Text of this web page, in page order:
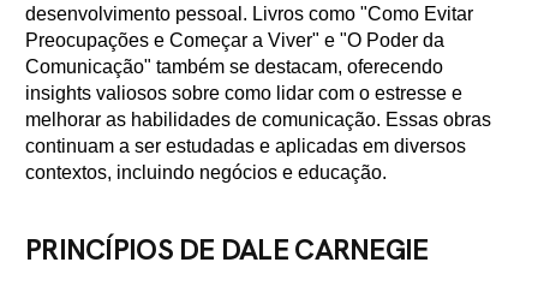
desenvolvimento pessoal. Livros como "Como Evitar
Preocupações e Começar a Viver" e "O Poder da
Comunicação" também se destacam, oferecendo
insights valiosos sobre como lidar com o estresse e
melhorar as habilidades de comunicação. Essas obras
continuam a ser estudadas e aplicadas em diversos
contextos, incluindo negócios e educação.
PRINCÍPIOS DE DALE CARNEGIE